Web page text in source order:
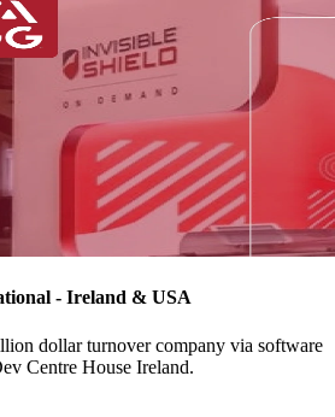
- Ireland & USA
dollar turnover company via software
Centre House Ireland.